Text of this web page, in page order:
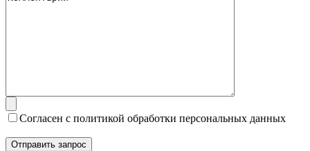
Согласен с политикой обработки персональных данных